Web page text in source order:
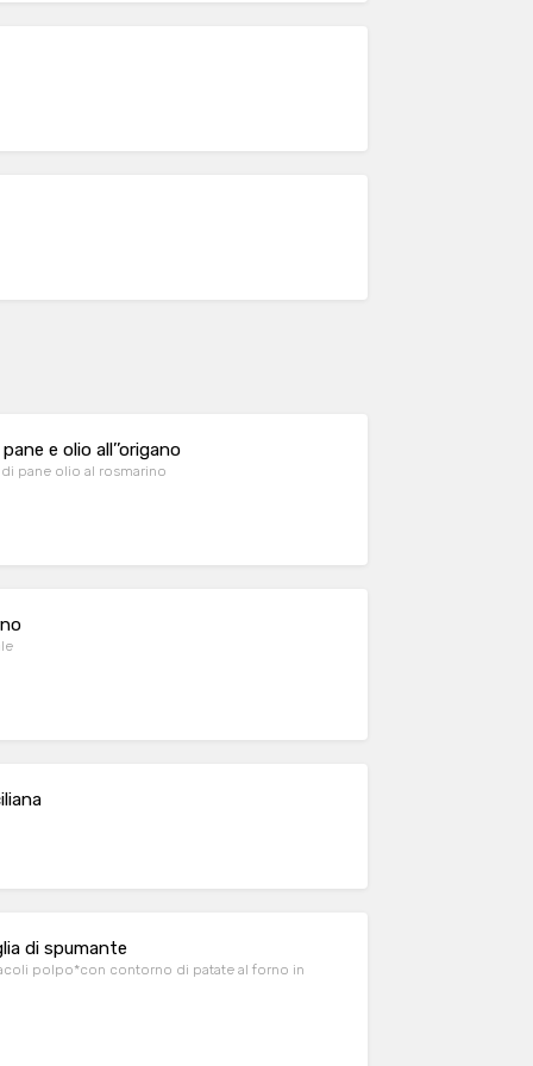
e olio all’’origano
pane olio al rosmarino
sale
di spumante